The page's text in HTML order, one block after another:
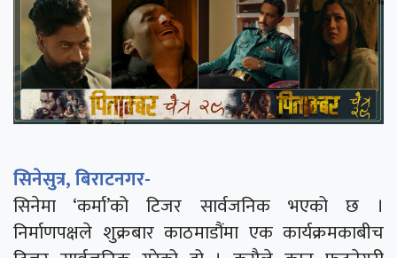
सिनेसुत्र, बिराटनगर-
सिनेमा ‘कर्मा’को टिजर सार्वजनिक भएको छ ।
निर्माणपक्षले शुक्रबार काठमाडौंमा एक कार्यक्रमकाबीच